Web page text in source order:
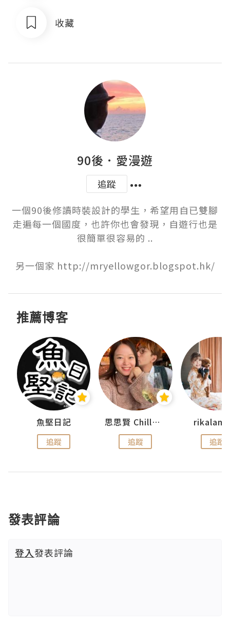
收藏
90後．愛漫遊
追蹤
一個90後修讀時裝設計的學生，希望用自已雙腳
走遍每一個國度，也許你也會發現，自遊行也是
很簡單很容易的 ..
另一個家 http://mryellowgor.blogspot.hk/
推薦博客
魚堅日記
追蹤
思思賢 ChillMyBabe
追蹤 追蹤
發表評論
登入發表評論